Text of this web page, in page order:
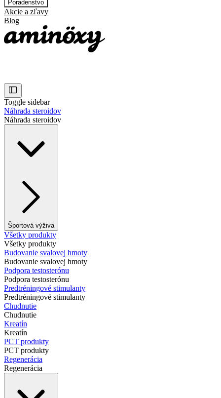
Poradenstvo
Akcie a zľavy
Blog
Toggle sidebar
Náhrada steroidov
Náhrada steroidov
Športová výživa
Všetky produkty
Všetky produkty
Budovanie svalovej hmoty
Budovanie svalovej hmoty
Podpora testosterónu
Podpora testosterónu
Predtréningové stimulanty
Predtréningové stimulanty
Chudnutie
Chudnutie
Kreatín
Kreatín
PCT produkty
PCT produkty
Regenerácia
Regenerácia